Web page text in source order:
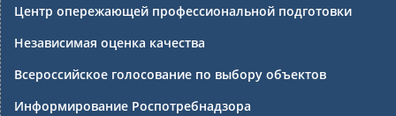
Центр опережающей профессиональной подготовки
Независимая оценка качества
Всероссийское голосование по выбору объектов
Информирование Роспотребнадзора